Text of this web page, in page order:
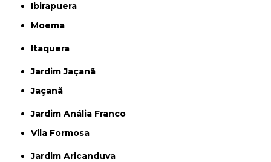
Ibirapuera
Moema
Itaquera
Jardim Jaçanã
Jaçanã
Jardim Anália Franco
Vila Formosa
Jardim Aricanduva